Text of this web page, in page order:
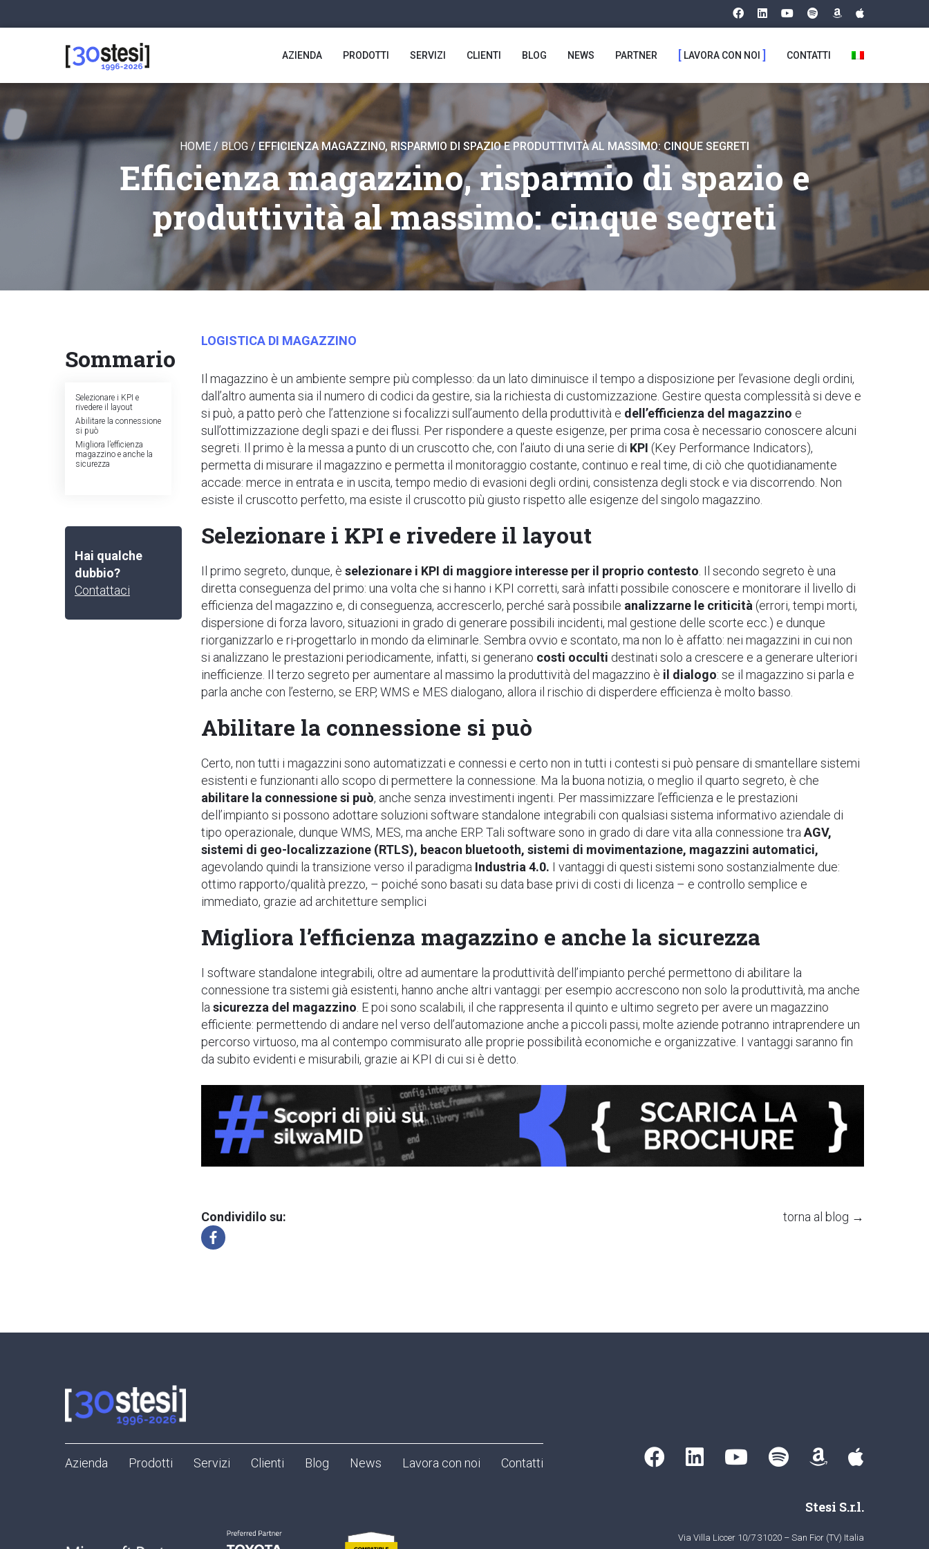
AZIENDA PRODOTTI SERVIZI CLIENTI BLOG NEWS PARTNER LAVORA CON NOI CONTATTI
HOME / BLOG/ EFFICIENZA MAGAZZINO, RISPARMIO DI SPAZIO E PRODUTTIVITÀ AL MASSIMO: CINQUE SEGRETI
Efficienza magazzino, risparmio di spazio e
produttività al massimo: cinque segreti
Sommario
Selezionare i KPI e
rivedere il layout
Abilitare la connessione
si può
Migliora l’efficienza
magazzino e anche la
sicurezza
Hai qualche
dubbio?
Contattaci
LOGISTICA DI MAGAZZINO
Il magazzino è un ambiente sempre più complesso: da un lato diminuisce il tempo a disposizione per l’evasione degli ordini,
dall’altro aumenta sia il numero di codici da gestire, sia la richiesta di customizzazione. Gestire questa complessità si deve e
si può, a patto però che l’attenzione si focalizzi sull’aumento della produttività e dell’efficienza del magazzino e
sull’ottimizzazione degli spazi e dei flussi. Per rispondere a queste esigenze, per prima cosa è necessario conoscere alcuni
segreti. Il primo è la messa a punto di un cruscotto che, con l’aiuto di una serie di KPI (Key Performance Indicators),
permetta di misurare il magazzino e permetta il monitoraggio costante, continuo e real time, di ciò che quotidianamente
accade: merce in entrata e in uscita, tempo medio di evasioni degli ordini, consistenza degli stock e via discorrendo. Non
esiste il cruscotto perfetto, ma esiste il cruscotto più giusto rispetto alle esigenze del singolo magazzino.
Selezionare i KPI e rivedere il layout
Il primo segreto, dunque, èselezionare i KPI di maggiore interesse per il proprio contesto . Il secondo segreto è una
diretta conseguenza del primo: una volta che si hanno i KPI corretti, sarà infatti possibile conoscere e monitorare il livello di
efficienza del magazzino e, di conseguenza, accrescerlo, perché sarà possibile analizzarne le criticità (errori, tempi morti,
dispersione di forza lavoro, situazioni in grado di generare possibili incidenti, mal gestione delle scorte ecc.) e dunque
riorganizzarlo e ri-progettarlo in mondo da eliminarle. Sembra ovvio e scontato, ma non lo è affatto: nei magazzini in cui non
si analizzano le prestazioni periodicamente, infatti, si generano costi occulti destinati solo a crescere e a generare ulteriori
inefficienze. Il terzo segreto per aumentare al massimo la produttività del magazzino è il dialogo: se il magazzino si parla e
parla anche con l’esterno, se ERP, WMS e MES dialogano, allora il rischio di disperdere efficienza è molto basso.
Abilitare la connessione si può
Certo, non tutti i magazzini sono automatizzati e connessi e certo non in tutti i contesti si può pensare di smantellare sistemi
esistenti e funzionanti allo scopo di permettere la connessione. Ma la buona notizia, o meglio il quarto segreto, è che
abilitare la connessione si può, anche senza investimenti ingenti. Per massimizzare l’efficienza e le prestazioni
dell’impianto si possono adottare soluzioni software standalone integrabil i con qualsiasi sistema informativo aziendale di
tipo operazionale, dunque WMS, MES, ma anche ERP. Tali softwaresono in grado di dare vita alla connessione traAGV,
sistemi di geo-localizzazione (RTLS), beacon bluetooth, sistemi di movimentazione, magazzini automatici,
agevolando quindi la transizione verso il paradigma Industria 4.0. I vantaggi di questi sistemi sono sostanzialmente due:
ottimo rapporto/qualità prezzo, – poiché sono basati su data base privi di costi di licenza – e controllo semplice e
immediato, grazie ad architetture semplici
Migliora l’efficienza magazzino e anche la sicurezza
I software standalone integrabil i, oltre ad aumentare la produttività dell’impianto perché permettono di abilitare la
connessione tra sistemi già esistenti, hanno anche altri vantaggi: per esempio accrescono non solo la produttività, ma anche
lasicurezza del magazzino . E poi sono scalabili, il che rappresenta il quinto e ultimo segreto per avere un magazzino
efficiente: permettendo di andare nel verso dell’automazione anche a piccoli passi, molte aziende potranno intraprendere un
percorso virtuoso, ma al contempo commisurato alle proprie possibilità economiche e organizzative. I vantaggi saranno fin
da subito evidenti e misurabili, grazie ai KPI di cui si è detto.
Condividilo su: torna al blog →
Azienda Prodotti Servizi Clienti Blog News Lavora con noi Contatti
Stesi S.r.l.
Via Villa Liccer 10/7 31020 – San Fior (TV) Italia